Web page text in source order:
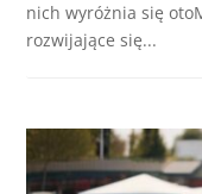
nich wyróżnia się
rozwijające się...